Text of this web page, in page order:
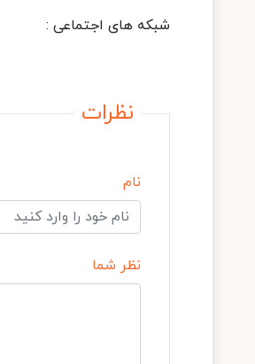
شبکه های اجتماعی :
نظرات
نام
نظر شما